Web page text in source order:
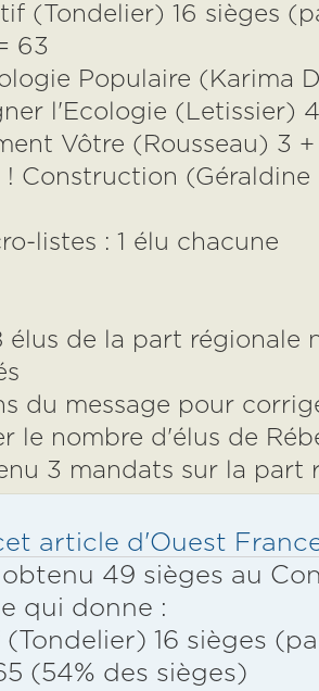
(Tondelier) 16 sièges
63
Populaire (Karima
l'Ecologie (Letissier)
Vôtre (Rousseau) 3 +
! Construction (Géraldine
listes : 1 élu chacune
élus de la part régionale
du message pour
le nombre d'élus de
3 mandats sur la part
article d'Ouest
49 sièges au
qui donne :
(Tondelier) 16 sièges
(54% des sièges)